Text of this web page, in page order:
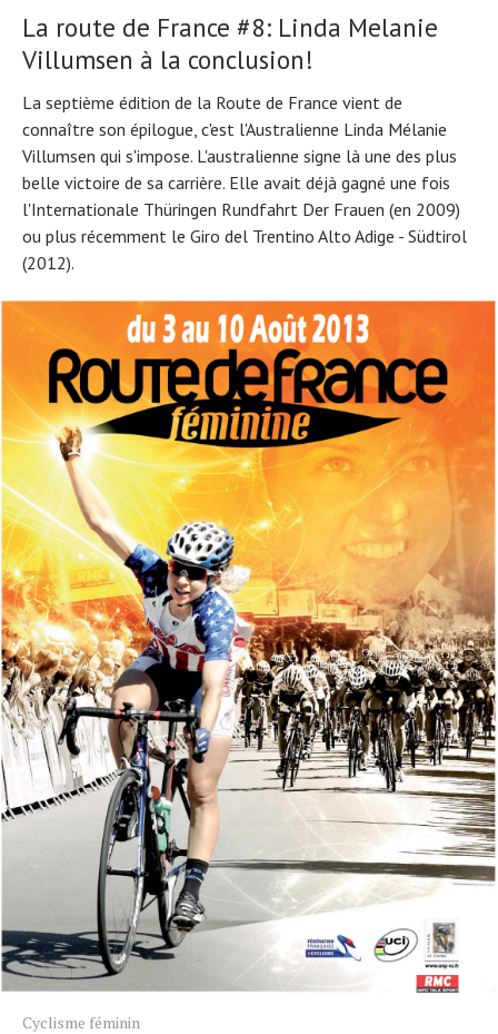
La route de France #8: Linda Melanie
Villumsen à la conclusion!
La septième édition de la Route de France vient de
connaître son épilogue, c'est l'Australienne Linda Mélanie
Villumsen qui s'impose. L'australienne signe là une des plus
belle victoire de sa carrière. Elle avait déjà gagné une fois
l'Internationale Thüringen Rundfahrt Der Frauen (en 2009)
ou plus récemment le Giro del Trentino Alto Adige - Südtirol
(2012).
Cyclisme féminin